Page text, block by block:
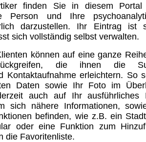
finden Sie in diesem Portal
Person und Ihre
darzustellen. Ihr Eintrag ist
sich vollständig selbst verwalten.
können auf eine ganze
die ihnen die
Kontaktaufnahme erleichtern. So
Daten sowie Ihr Foto im
auch auf Ihr ausführliches
sich nähere Informationen,
befinden, wie z.B. ein
oder eine Funktion zum
die Favoritenliste.